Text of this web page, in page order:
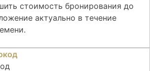
стоимость бронирования до
актуально в течение